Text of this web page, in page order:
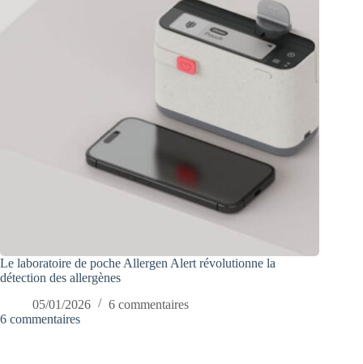
Le laboratoire de poche Allergen Alert révolutionne la
détection des allergènes
05/01/2026
6 commentaires
6 commentaires